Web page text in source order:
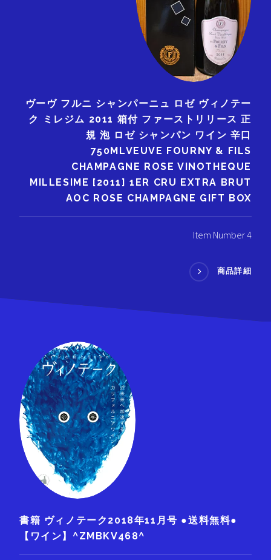
ヴーヴ フルニ シャンパーニュ ロゼ ヴィノテー
ク ミレジム 2011 箱付 ファーストリリース 正
規 泡 ロゼ シャンパン ワイン 辛口
750MLVEUVE FOURNY & FILS
CHAMPAGNE ROSE VINOTHEQUE
MILLESIME [2011] 1ER CRU EXTRA BRUT
AOC ROSE CHAMPAGNE GIFT BOX
Item Number 4
商品詳細
書籍 ヴィノテーク2018年11月号 ●送料無料●
【ワイン】^ZMBKV468^